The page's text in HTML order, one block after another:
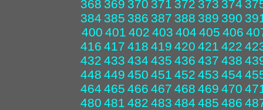
368 369 370 371 372 373 374
384 385 386 387 388 389 390
400 401 402 403 404 405 406
416 417 418 419 420 421 422
432 433 434 435 436 437 438
448 449 450 451 452 453 454
464 465 466 467 468 469 470
480 481 482 483 484 485 486